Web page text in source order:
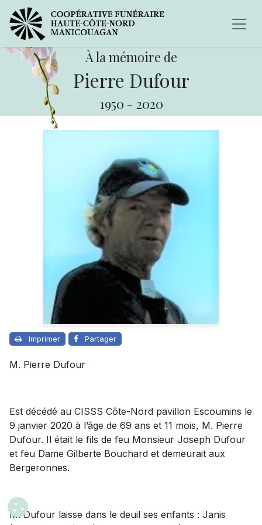
À la mémoire de
Pierre Dufour
1950 - 2020
Imprimer Partager
M. Pierre Dufour
Est décédé au CISSS Côte-Nord pavillon Escoumins le
9 janvier 2020 à l’âge de 69 ans et 11 mois, M. Pierre
Dufour. Il était le fils de feu Monsieur Joseph Dufour
et feu Dame Gilberte Bouchard et demeurait aux
Bergeronnes.
M. Dufour laisse dans le deuil ses enfants : Janis